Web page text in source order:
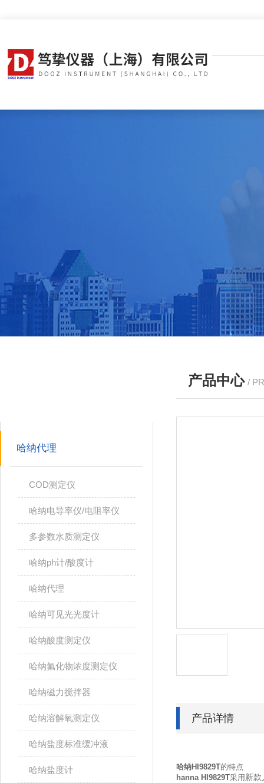
哈纳代理
COD测定仪
哈纳电导率仪/电阻率仪
多参数水质测定仪
哈纳ph计/酸度计
哈纳代理
哈纳可见光光度计
哈纳酸度测定仪
哈纳氟化物浓度测定仪
哈纳磁力搅拌器
哈纳溶解氧测定仪
哈纳盐度标准缓冲液
哈纳盐度计
产品中心 /
产品详情
​​哈纳HI9829T的特点
hanna HI9829T采用 新款